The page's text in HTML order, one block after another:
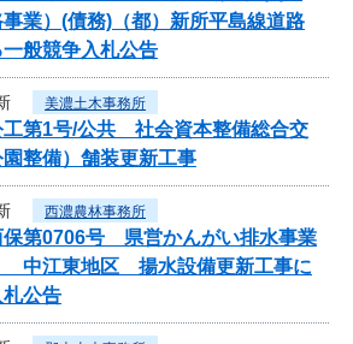
業）(債務)（都）新所平島線道路
般競争入札公告
美濃土木事務所
工第1号/公共 社会資本整備総合交
整備）舗装更新工事
西濃農林事務所
保第0706号 県営かんがい排水事業
中江東地区 揚水設備更新工事に
公告